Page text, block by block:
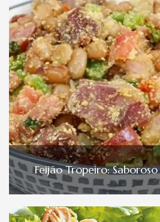
Feijão Tropeiro: Saboroso